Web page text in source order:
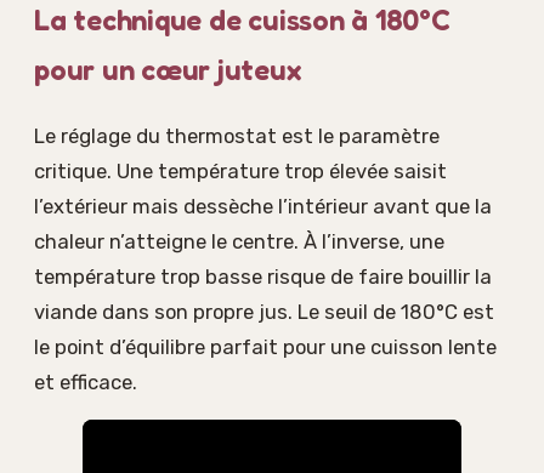
La technique de cuisson à 180°C
pour un cœur juteux
Le réglage du thermostat est le paramètre
critique. Une température trop élevée saisit
l’extérieur mais dessèche l’intérieur avant que la
chaleur n’atteigne le centre. À l’inverse, une
température trop basse risque de faire bouillir la
viande dans son propre jus. Le seuil de 180°C est
le point d’équilibre parfait pour une cuisson lente
et efficace.